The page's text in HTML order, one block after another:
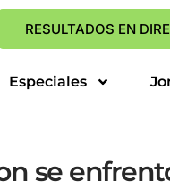
RESULTADOS EN
Especiales
se